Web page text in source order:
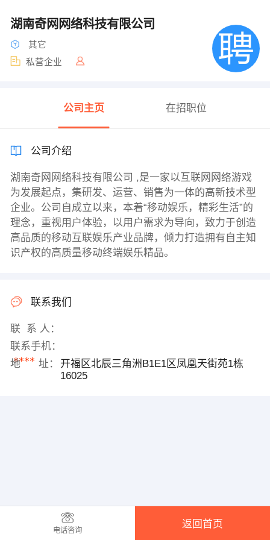
湖南奇网网络科技有限公司
其它
私营企业
公司主页 在招职位
公司介绍
湖南奇网网络科技有限公司 ,是一家以互联网网络游戏
为发展起点，集研发、运营、销售为一体的高新技术型
企业。公司自成立以来，本着“移动娱乐，精彩生活”的
理念，重视用户体验，以用户需求为导向，致力于创造
高品质的移动互联娱乐产业品牌，倾力打造拥有自主知
识产权的高质量移动终端娱乐精品。
联系我们
联 系 人：
联系手机：
****
地 址：
开福区北辰三角洲B1E1区凤凰天街苑1栋
16025
电话咨询
返回首页